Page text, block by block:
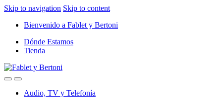
Skip to navigation Skip to content
Bienvenido a Fablet y Bertoni
Dónde Estamos
Tienda
Audio, TV y Telefonía